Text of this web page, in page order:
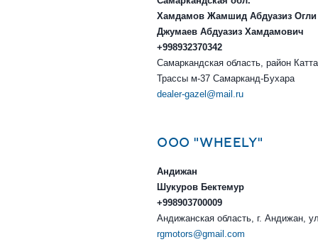
Хамдамов Жамшид Абдуазиз Огли
Джумаев Абдуазиз Хамдамович
+998932370342
Самаркандская область, район
Трассы м-37 Самарканд-Бухара
dealer-gazel@mail.ru
ООО "WHEELY"
Андижан
Шукуров Бектемур
+998903700009
Андижанская область, г. Андижан,
rgmotors@gmail.com